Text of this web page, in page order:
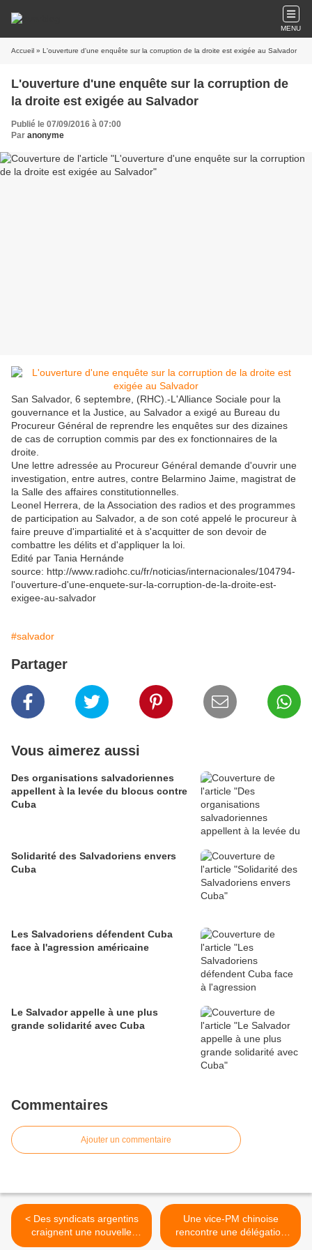
MENU
Accueil » L'ouverture d'une enquête sur la corruption de la droite est exigée au Salvador
L'ouverture d'une enquête sur la corruption de
la droite est exigée au Salvador
Publié le 07/09/2016 à 07:00
Par anonyme
San Salvador, 6 septembre, (RHC).-L'Alliance Sociale pour la
gouvernance et la Justice, au Salvador a exigé au Bureau du
Procureur Général de reprendre les enquêtes sur des dizaines
de cas de corruption commis par des ex fonctionnaires de la
droite.
Une lettre adressée au Procureur Général demande d'ouvrir une
investigation, entre autres, contre Belarmino Jaime, magistrat de
la Salle des affaires constitutionnelles.
Leonel Herrera, de la Association des radios et des programmes
de participation au Salvador, a de son coté appelé le procureur à
faire preuve d'impartialité et à s'acquitter de son devoir de
combattre les délits et d'appliquer la loi.
Edité par Tania Hernánde
source: http://www.radiohc.cu/fr/noticias/internacionales/104794-
l'ouverture-d'une-enquete-sur-la-corruption-de-la-droite-est-
exigee-au-salvador
#salvador
Partager
Vous aimerez aussi
Des organisations salvadoriennes
appellent à la levée du blocus contre
Cuba
Solidarité des Salvadoriens envers
Cuba
Les Salvadoriens défendent Cuba
face à l'agression américaine
Le Salvador appelle à une plus
grande solidarité avec Cuba
Commentaires
Ajouter un commentaire
< Des syndicats argentins
craignent une nouvelle
vague de licenciements
Une vice-PM chinoise
rencontre une délégation
du Parti communiste